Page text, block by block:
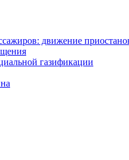
движение
газификации